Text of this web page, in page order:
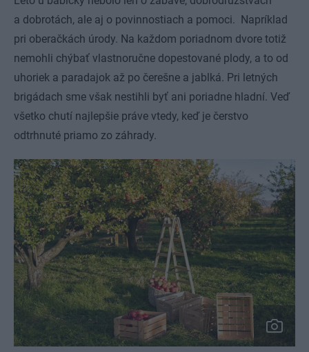
a dobrotách, ale aj o povinnostiach a pomoci. Napríklad
pri oberačkách úrody. Na každom poriadnom dvore totiž
nemohli chýbať vlastnoručne dopestované plody, a to od
uhoriek a paradajok až po čerešne a jablká. Pri letných
brigádach sme však nestihli byť ani poriadne hladní. Veď
všetko chutí najlepšie práve vtedy, keď je čerstvo
odtrhnuté priamo zo záhrady.